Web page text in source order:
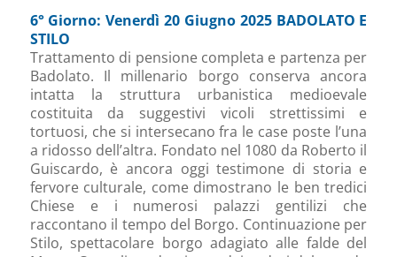
6° Giorno: Venerdì 20 Giugno 2025 BADOLATO E
STILO
Trattamento di pensione completa e partenza per
Badolato. Il millenario borgo conserva ancora
intatta la struttura urbanistica medioevale
costituita da suggestivi vicoli strettissimi e
tortuosi, che si intersecano fra le case poste l’una
a ridosso dell’altra. Fondato nel 1080 da Roberto il
Guiscardo, è ancora oggi testimone di storia e
fervore culturale, come dimostrano le ben tredici
Chiese e i numerosi palazzi gentilizi che
raccontano il tempo del Borgo. Continuazione per
Stilo, spettacolare borgo adagiato alle falde del